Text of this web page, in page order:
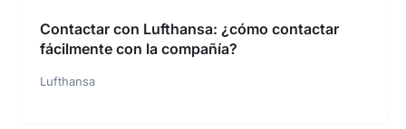
Contactar con Lufthansa: ¿cómo contactar
fácilmente con la compañía?
Lufthansa